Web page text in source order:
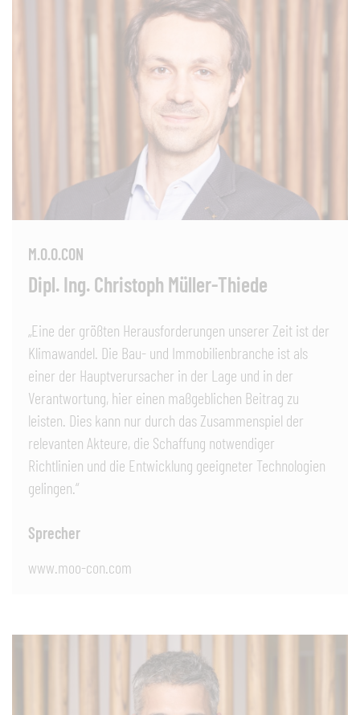
M.O.O.CON
Dipl. Ing. Christoph Müller-Thiede
„Eine der größten Herausforderungen unserer Zeit ist der
Klimawandel. Die Bau- und Immobilienbranche ist als
einer der Hauptverursacher in der Lage und in der
Verantwortung, hier einen maßgeblichen Beitrag zu
leisten. Dies kann nur durch das Zusammenspiel der
relevanten Akteure, die Schaffung notwendiger
Richtlinien und die Entwicklung geeigneter Technologien
gelingen.“
Sprecher
www.moo-con.com